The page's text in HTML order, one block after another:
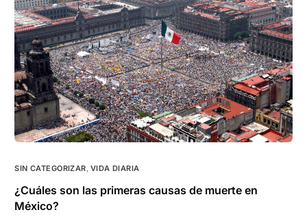
SIN CATEGORIZAR, VIDA DIARIA
¿Cuáles son las primeras causas de muerte en
México?